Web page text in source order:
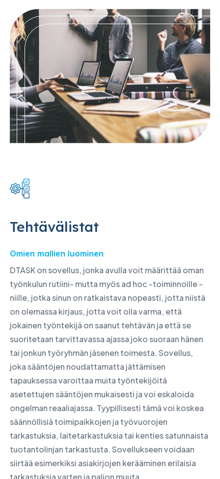
Tehtävälistat
Omien mallien luominen
DTASK on sovellus, jonka avulla voit määrittää oman
työnkulun rutiini- mutta myös ad hoc -toiminnoille -
niille, jotka sinun on ratkaistava nopeasti, jotta niistä
on olemassa kirjaus, jotta voit olla varma, että
jokainen työntekijä on saanut tehtävän ja että se
suoritetaan tarvittavassa ajassa joko suoraan hänen
tai jonkun työryhmän jäsenen toimesta. Sovellus,
joka sääntöjen noudattamatta jättämisen
tapauksessa varoittaa muita työntekijöitä
asetettujen sääntöjen mukaisesti ja voi eskaloida
ongelman reaaliajassa. Tyypillisesti tämä voi koskea
säännöllisiä toimipaikkojen ja työvuorojen
tarkastuksia, laitetarkastuksia tai kenties satunnaista
tuotantolinjan tarkastusta. Sovellukseen voidaan
siirtää esimerkiksi asiakirjojen kerääminen erilaisia
tarkastuksia varten ja paljon muuta.